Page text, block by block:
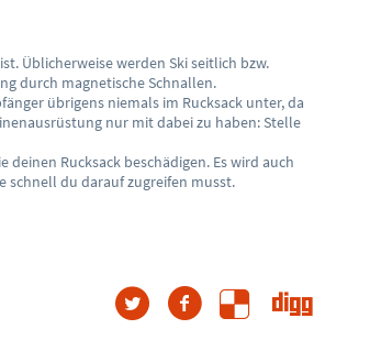
Üblicherweise werden Ski seitlich bzw.
durch magnetische Schnallen.
übrigens niemals im Rucksack unter, da
nur mit dabei zu haben: Stelle
Rucksack beschädigen. Es wird auch
schnell du darauf zugreifen musst.